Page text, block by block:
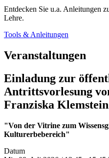
Entdecken Sie u.a. Anleitungen
Lehre.
Tools & Anleitungen
Veranstaltungen
Einladung zur
Antrittsvorlesung
Franziska Klemstein
"Von der Vitrine zum
Kulturerbebereich"
Datum